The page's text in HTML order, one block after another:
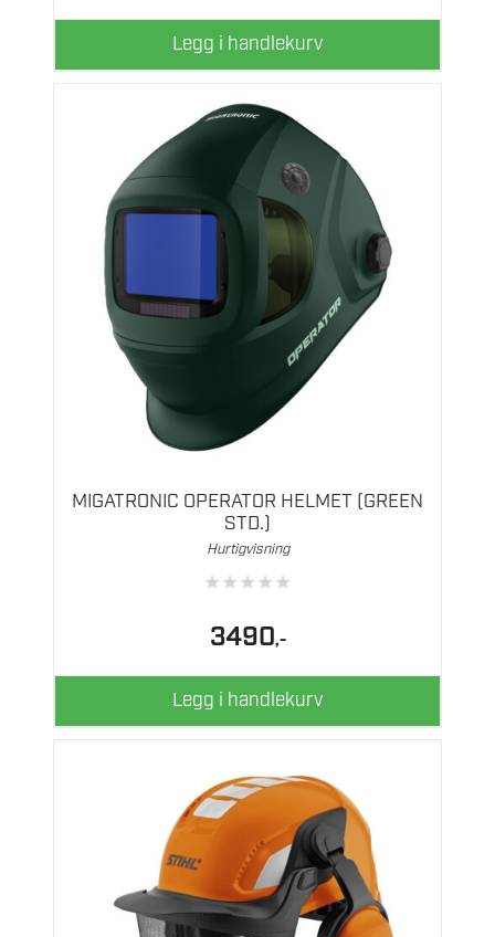
Legg i handlekurv
MIGATRONIC OPERATOR HELMET (GREEN
STD.)
Hurtigvisning
★★★★★
3490,-
Legg i handlekurv